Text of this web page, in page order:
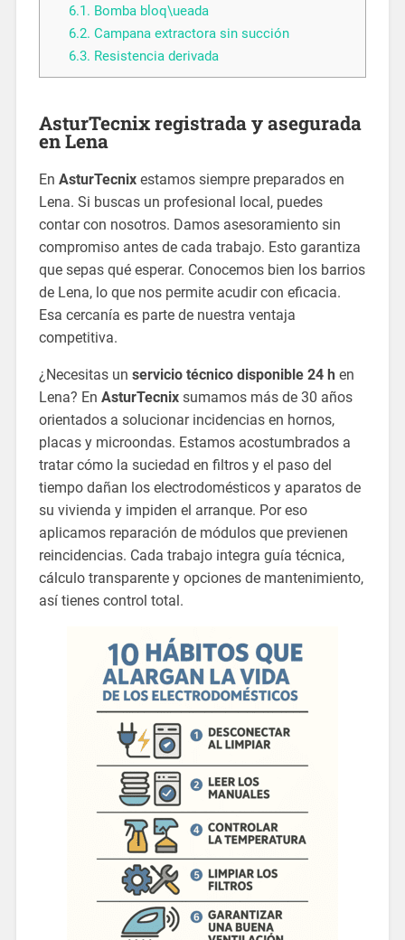
6.1. Bomba bloq\ueada
6.2. Campana extractora sin succión
6.3. Resistencia derivada
AsturTecnix registrada y asegurada
en Lena
En AsturTecnixestamos siempre preparados en
Lena. Si buscas un profesional local, puedes
contar con nosotros. Damos asesoramiento sin
compromiso antes de cada trabajo. Esto garantiza
que sepas qué esperar. Conocemos bien los barrios
de Lena, lo que nos permite acudir con eficacia.
Esa cercanía es parte de nuestra ventaja
competitiva.
¿Necesitas un servicio técnico disponible 24 hen
Lena? En AsturTecnixsumamos más de 30 años
orientados a solucionar incidencias en hornos,
placas y microondas. Estamos acostumbrados a
tratar cómo la suciedad en filtros y el paso del
tiempo dañan los electrodomésticos y aparatos de
su vivienda y impiden el arranque. Por eso
aplicamos reparación de módulos que previenen
reincidencias. Cada trabajo integra guía técnica,
cálculo transparente y opciones de mantenimiento,
así tienes control total.